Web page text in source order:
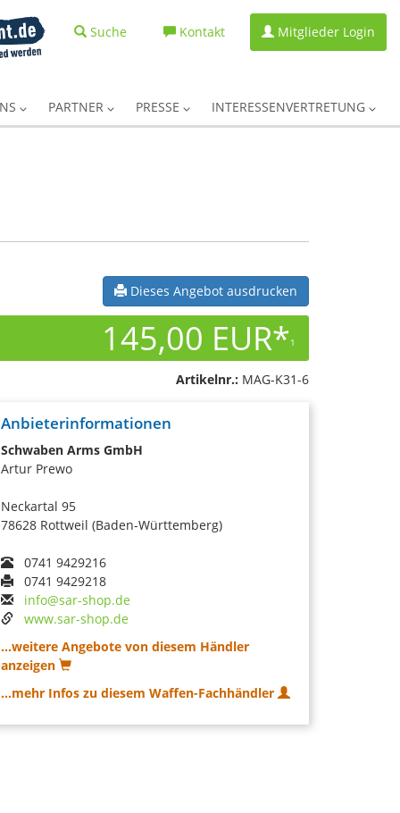
Suche Kontakt Mitglieder Login
PARTNER PRESSE INTERESSENVERTRETUNG
Dieses Angebot ausdrucken
145,00 EUR*1
Artikelnr.: MAG-K31-6
Anbieterinformationen
Schwaben Arms GmbH
Artur Prewo
Neckartal 95
78628 Rottweil (Baden-Württemberg)
0741 9429216
0741 9429218
info@sar-shop.de
www.sar-shop.de
...weitere Angebote von diesem Händler
anzeigen
...mehr Infos zu diesem Waffen-Fachhändler